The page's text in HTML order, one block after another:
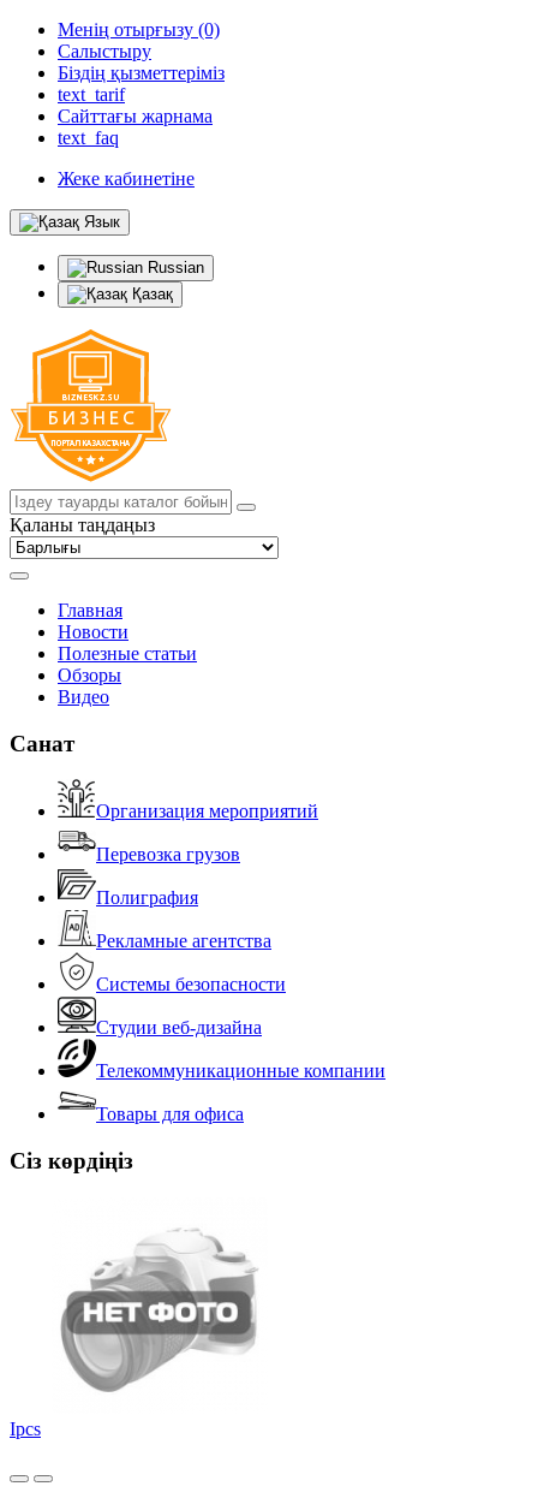
Менің отырғызу (0)
Салыстыру
Біздің қызметтеріміз
text_tarif
Сайттағы жарнама
text_faq
Жеке кабинетіне
Язык
Russian
Қазақ
Қаланы таңдаңыз
Главная
Новости
Полезные статьи
Обзоры
Видео
Санат
Организация мероприятий
Перевозка грузов
Полиграфия
Рекламные агентства
Системы безопасности
Студии веб-дизайна
Телекоммуникационные компании
Товары для офиса
Сіз көрдіңіз
Ipcs